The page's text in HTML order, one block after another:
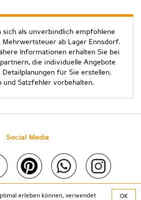
sich als unverbindlich empfohlene
ab Lager Ennsdorf.
Informationen erhalten Sie bei
die individuelle Angebote
für Sie erstellen.
und Satzfehler vorbehalten.
Social Media
& Co gmbh. All rights reserved. |
erleben können, verwendet OK